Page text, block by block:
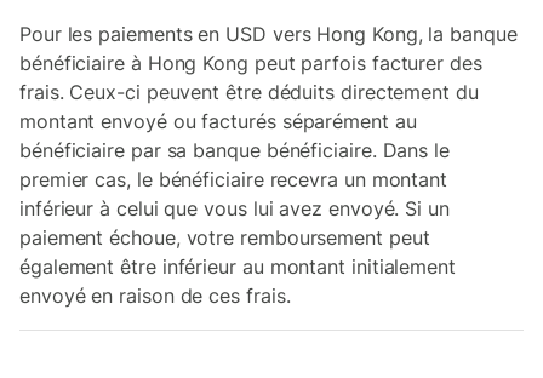
Pour les paiements en USD vers Hong Kong, la banque
bénéficiaire à Hong Kong peut parfois facturer des
frais. Ceux-ci peuvent être déduits directement du
montant envoyé ou facturés séparément au
bénéficiaire par sa banque bénéficiaire. Dans le
premier cas, le bénéficiaire recevra un montant
inférieur à celui que vous lui avez envoyé. Si un
paiement échoue, votre remboursement peut
également être inférieur au montant initialement
envoyé en raison de ces frais.